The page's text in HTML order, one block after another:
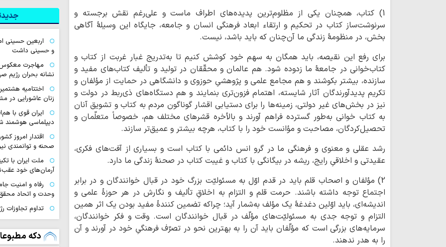
1) کتاب، همچنان یکی از مظلوم‌ترین پدیده‌های اطراف ماست و علی‌رغم نقش برجسته و
سرنوشت‌ساز کتاب در تحکیم و ارتقاء ابعاد فرهنگی انسان و جامعه، جایگاه این وسیلۀ آگاهی
بخش، در منظومۀ زندگی ما آن‌چنان که باید باشد، نیست.
برای رفع این نقیصه، باید همگان به سهم خود کوشش کنیم تا به‌تدریج غبار غربت از کتاب و
کتاب‌خوانی در جامعۀ ما زدوده شود. هم عالمان و محقّقان در تولید و تألیف کتاب‌های مفید و
سازنده، بیشتر بکوشند و هم مجامع علمی و پژوهشیِ حوزوی و دانشگاهی در حمایت از مؤلفان و
تکریم پدیدآورندگان آثار شایسته، اهتمام فزون‌تری بنمایند و هم دستگاه‌های ذی‌ربط در دولت و
نیز در بخش‌های غیر دولتی، زمینه‌ها را برای دستیابی اقشار گوناگون مردم به کتاب و تشویق آنان
به کتاب خوانی به‌طور گسترده فراهم آورند و بالأخره قشرهای مختلف هم، خصوصاً متعلّمان و
تحصیل‌کردگان، مصاحبت و مؤانست خود را با کتاب، هرچه بیشتر و عمیق‌تر سازند.
رشد عقلی و معنوی و فرهنگی ما در گرو انس دائمی با کتاب است و بسیاری از آفت‌های فکری،
عقیدتی و اخلاقیِ رایج، ریشه در بیگانگی با کتاب و غیبت کتاب در صحنۀ زندگی ما دارد.
2) مؤلفان و اصحاب قلم باید در قدم اوّل به مسئولیّت بزرگ خود در قبال خوانندگان و در برابر
اجتماع توجه داشته باشند. حرمت قلم و التزام به اخلاقِ تألیف و نگارش در هر حوزۀ علمی و
اندیشه‌ای، باید اوّلین دغدغۀ یک مؤلف به‌شمار آید؛ چراکه تضمین کنندۀ مفید بودن یک اثر همین
التزام و توجه جدی به مسئولیّت‌های مؤلّف در قبال خوانندگان است. وقت و فکر خوانندگان،
سرمایه‌های بزرگی است که مؤلّفان باید آن را به بهترین نحو در تصرّف فرهنگیِ خود در آورند و آن
را به هدر ندهند.
اربعین حسینی
و حسینی داشت
مهاجرت معکوس
نشانه بحران رژیم
اختتامیه
زنان عاشورایی در
ایران قوی با
دیپلماسی هوشمند
اقتدار امروز
صحنه و توانمندی
ملت ایران با
آرمان‌های خود
رفاه و امنیت
وحدت و اتحاد
تداوم تجاوزات
لبنان
مسلمانان
سختدکه